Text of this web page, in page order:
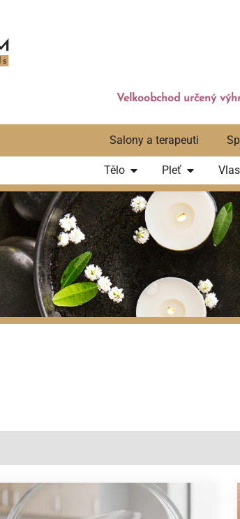
Velkoobchod určený
Salony a terapeuti
Tělo Pleť